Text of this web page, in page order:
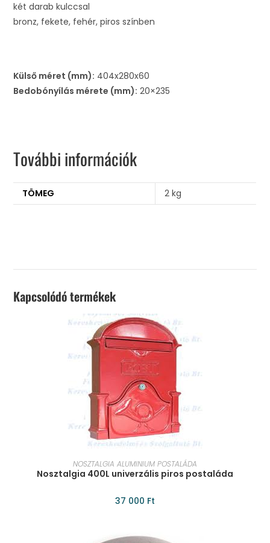
két darab kulccsal
bronz, fekete, fehér, piros színben
Külső méret (mm): 404x280x60
Bedobónyílás mérete (mm): 20×235
További információk
TÖMEG 2 kg
Kapcsolódó termékek
KOSÁRBA TESZEM
NOSZTALGIA ALUMINIUM POSTALÁDA
Nosztalgia 400L univerzális piros postaláda
37 000 Ft